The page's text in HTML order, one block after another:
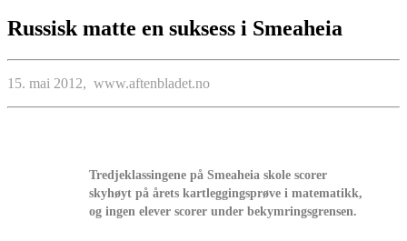
Russisk matte en suksess i Smeaheia
15. mai 2012, www.aftenbladet.no
Tredjeklassingene på Smeaheia skole scorer
skyhøyt på årets kartleggingsprøve i matematikk,
og ingen elever scorer under bekymringsgrensen.